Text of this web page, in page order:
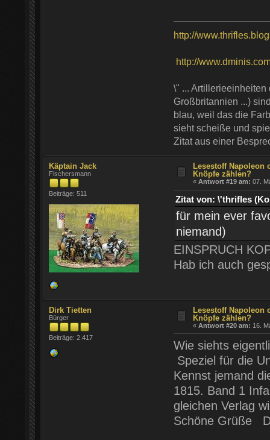
http://
http://
\" ...
Großbritannien ...)
blau, weil das die
sieht scheiße und
Zitat aus einer
Käptain Jack
Fischersmann
Beiträge: 511
Lesestoff Napoleon
Knöpfe zählen?
«Antwort #19 am: 07.
Zitat von: \'thrifles
für mein ever
niemand)
EINSPRUCH
Hab ich auch
Dirk Tietten
Bürger
Beiträge: 2.417
Lesestoff Napoleon
Knöpfe zählen?
«Antwort #20 am: 16.
Wie siehts
Speziel für die
Kennst jemand
1815. Band 1
gleichen Verlag
Schöne Grüße